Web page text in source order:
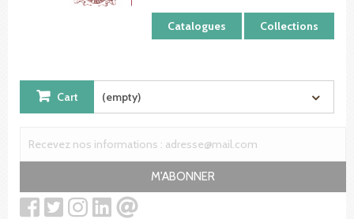
Catalogues Collections
Cart (empty)
M'ABONNER